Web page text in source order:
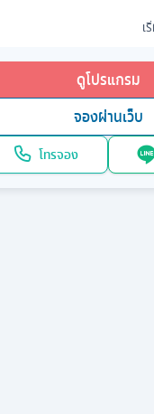
เ
ดูโปรแกรม
จองผ่านเว็บ
โทรจอง